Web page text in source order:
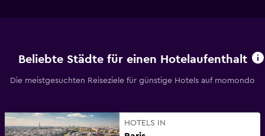
Beliebte Städte für einen Hotelaufenthalt
Die meistgesuchten Reiseziele für günstige Hotels auf momondo
HOTELS IN